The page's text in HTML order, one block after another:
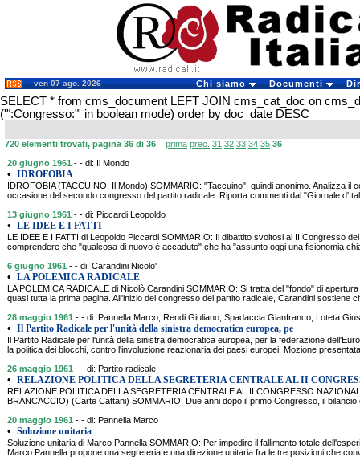
ven 07 ago. 2026 Chi siamo Documenti
SELECT * from cms_document LEFT JOIN cms_cat_doc on
('":Congresso:"' in boolean mode) order by doc_date DESC
720 elementi trovati, pagina 36 di 36 prima prec. 31 32 33 34 35 36
20 giugno 1961 - - di: Il Mondo
• IDROFOBIA
IDROFOBIA (TACCUINO, Il Mondo) SOMMARIO: "Taccuino", quindi anonimo. Analizza il
occasione del secondo congresso del partito radicale. Riporta commenti dal "Giornale
13 giugno 1961 - - di: Piccardi Leopoldo
• LE IDEE E I FATTI
LE IDEE E I FATTI di Leopoldo Piccardi SOMMARIO: Il dibattito svoltosi al II Congresso
comprendere che "qualcosa di nuovo è accaduto" che ha "assunto oggi una fisionomia
6 giugno 1961 - - di: Carandini Nicolo'
• LA POLEMICA RADICALE
LA POLEMICA RADICALE di Nicolò Carandini SOMMARIO: Si tratta del "fondo" di
quasi tutta la prima pagina. All'inizio del congresso del partito radicale, Carandini sostiene
28 maggio 1961 - - di: Pannella Marco, Rendi Giuliano, Spadaccia Gianfranco, Loteta
• Il Partito Radicale per l'unità della sinistra democratica europea, pe
Il Partito Radicale per l'unità della sinistra democratica europea, per la federazione
la politica dei blocchi, contro l'involuzione reazionaria dei paesi europei. Mozione
26 maggio 1961 - - di: Partito radicale
• RELAZIONE POLITICA DELLA SEGRETERIA CENTRALE AL II
RELAZIONE POLITICA DELLA SEGRETERIA CENTRALE AL II CONGRESSO
BRANCACCIO) (Carte Cattani) SOMMARIO: Due anni dopo il primo Congresso, il
20 maggio 1961 - - di: Pannella Marco
• Soluzione unitaria
Soluzione unitaria di Marco Pannella SOMMARIO: Per impedire il fallimento totale
Marco Pannella propone una segreteria e una direzione unitaria fra le tre posizioni che